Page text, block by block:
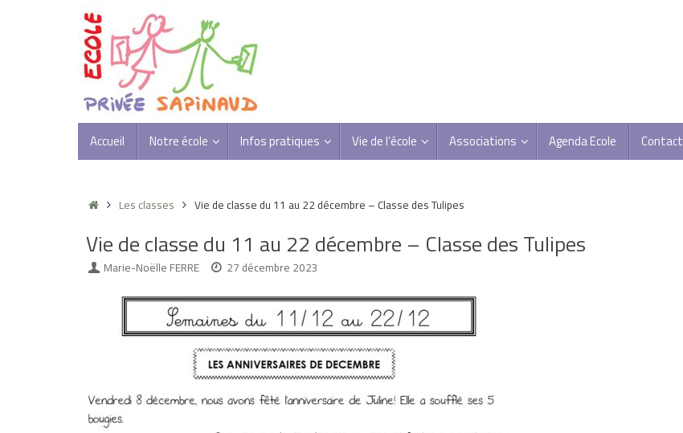
contenu
Accueil Notre école Infos pratiques Vie de l’école Associations Agenda Ecole
AccueilLes classes Vie de classe du 11 au 22 décembre – Classe des Tulipes
Vie de classe du 11 au 22 décembre – Classe des Tulipes
Marie-Noëlle FERRE 27 décembre 2023